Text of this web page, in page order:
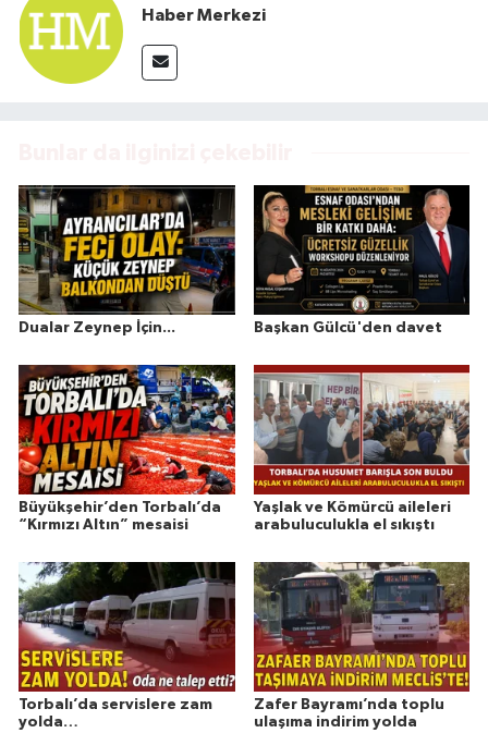
Haber Merkezi
Dualar Zeynep İçin... Başkan Gülcü'den davet
Büyükşehir’den Torbalı’da
“Kırmızı Altın” mesaisi
Yaşlak ve Kömürcü aileleri
arabuluculukla el sıkıştı
Torbalı’da servislere zam
yolda…
Zafer Bayramı’nda toplu
ulaşıma indirim yolda